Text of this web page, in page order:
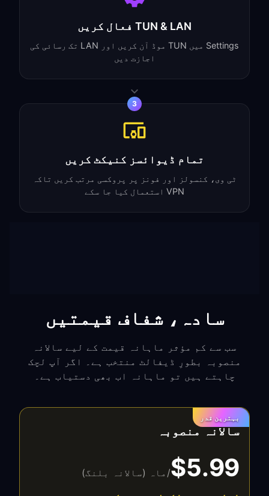
TUN & LAN فعال کریں
Settings میں TUN موڈ آن کریں اور LAN تک رسائی کی
اجازت دیں
3
تمام ڈیوائسز کنیکٹ کریں
ٹی وی، کنسولز اور فونز پر پروکسی مرتب کریں تاکہ
VPN استعمال کیا جا سکے
سادہ، شفاف قیمتیں
سب سے کم مؤثر ماہانہ قیمت کے لیے سالانہ
منصوبہ بطورِ ڈیفالٹ منتخب ہے۔ اگر آپ لچک
چاہتے ہیں تو ماہانہ اب بھی دستیاب ہے۔
بہترین قدر
سالانہ منصوبہ
$5.99/ماہ (سالانہ بلنگ)